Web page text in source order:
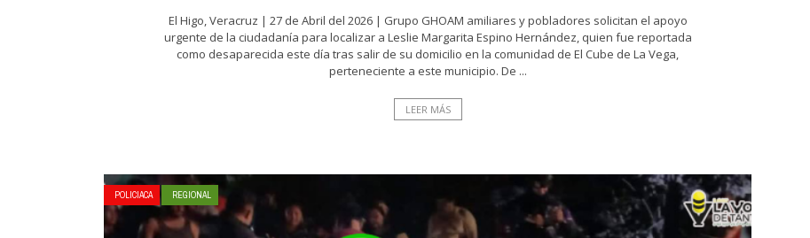
El Higo, Veracruz | 27 de Abril del 2026 | Grupo GHOAM amiliares y pobladores solicitan el apoyo
urgente de la ciudadanía para localizar a Leslie Margarita Espino Hernández, quien fue reportada
como desaparecida este día tras salir de su domicilio en la comunidad de El Cube de La Vega,
perteneciente a este municipio. De ...
LEER MÁS
POLICIACA REGIONAL